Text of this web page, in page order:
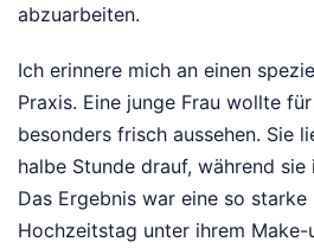
abzuarbeiten.
Ich erinnere mich an einen
Praxis. Eine junge Frau wollte
besonders frisch aussehen. Sie
halbe Stunde drauf, während
Das Ergebnis war eine so starke
Hochzeitstag unter ihrem